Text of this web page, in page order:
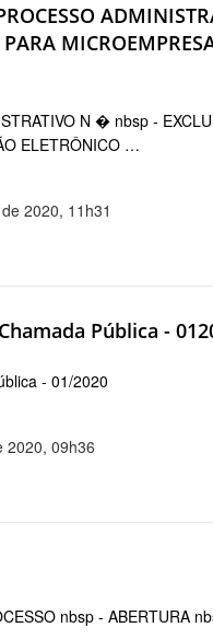
N � nbsp -
ELETRÔNICO …
2020, 11h31
Pública -
- 01/2020
2020, 09h36
nbsp - ABERTURA